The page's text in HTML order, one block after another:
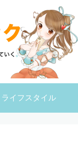
ライフスタイル